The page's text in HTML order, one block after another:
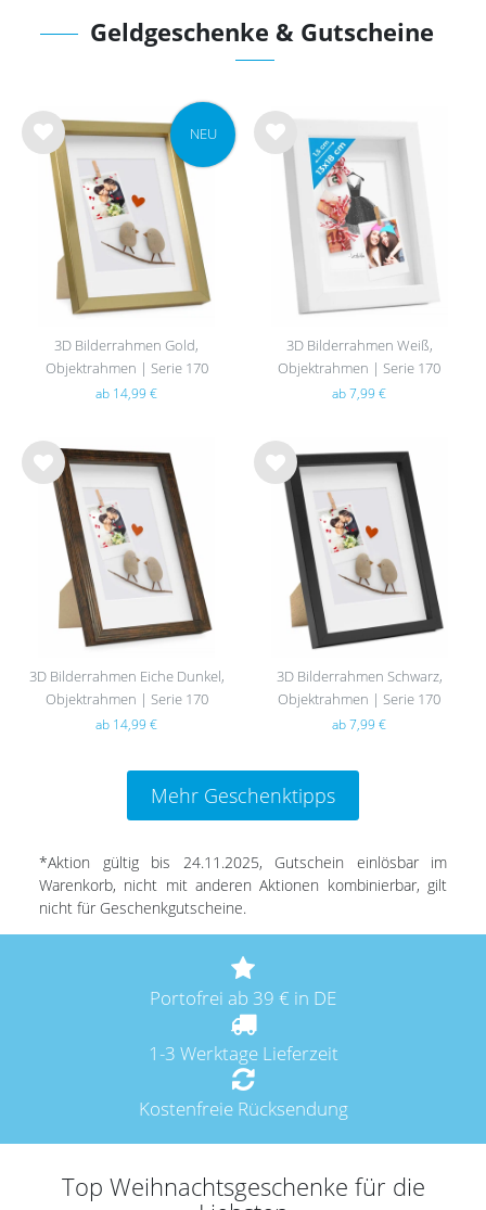
Geldgeschenke & Gutscheine
Wu
nsc
hlist
NEU
3D Bilderrahmen Gold,
Objektrahmen | Serie 170
ab 14,99 €
Wu
nsc
hlist
3D Bilderrahmen Weiß,
Objektrahmen | Serie 170
ab 7,99 €
Wu
3D Bilderrahmen Eiche Dunkel,
Objektrahmen | Serie 170
ab 14,99 €
Wu
3D Bilderrahmen Schwarz,
Objektrahmen | Serie 170
ab 7,99 €
Mehr Geschenktipps
*Aktion gültig bis 24.11.2025, Gutschein einlösbar im
Warenkorb, nicht mit anderen Aktionen kombinierbar, gilt
nicht für Geschenkgutscheine.
Portofrei ab 39 € in DE
1-3 Werktage Lieferzeit
Kostenfreie Rücksendung
Top Weihnachtsgeschenke für die